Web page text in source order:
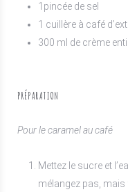
1pincée de sel
1 cuillère à café
300 ml de crème
PRÉPARATION
Pour le caramel au café
Mettez le sucre et
mélangez pas,